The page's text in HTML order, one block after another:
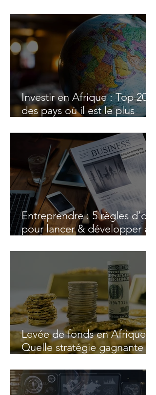
Investir en Afrique : Top 20
des pays où il est le plus
Entreprendre : 5 règles d’or
pour lancer & développer au
Levée de fonds en Afrique :
Quelle stratégie gagnante
des investisseurs ?